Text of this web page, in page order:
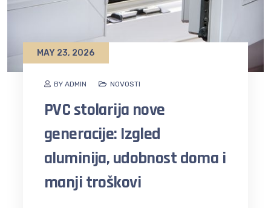
BY ADMIN
MAY 23, 2026
NOVOSTI
PVC stolarija nove
generacije: Izgled
aluminija, udobnost doma i
manji troškovi